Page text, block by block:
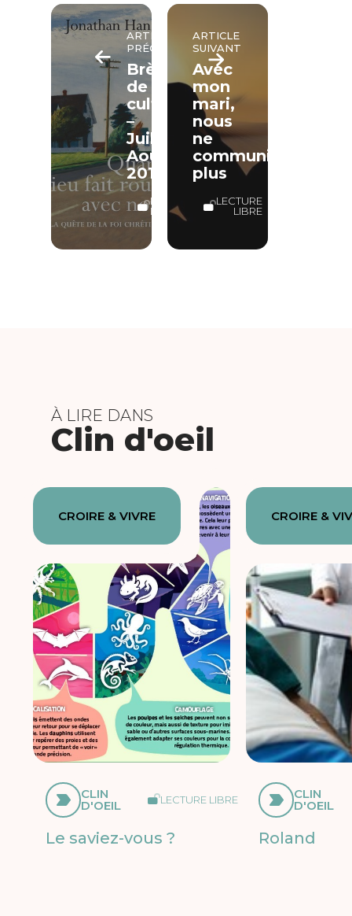
ARTICLE
PRÉCÉDENT
Brèves
de
culture
–
Juillet-
Août
2017
LECTURE
LIBRE
ARTICLE
SUIVANT
Avec
mon
mari,
nous
ne
communiquons
plus
LECTURE
LIBRE
À LIRE DANS
Clin d'oeil
CROIRE & VIVRE
CLIN
D'OEIL LECTURE LIBRE
Le saviez-vous ?
CROIRE &
CLIN
D'OEIL
Roland